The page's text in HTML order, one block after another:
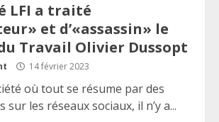
LFI a traité
et d’«assassin» le
Travail Olivier Dussopt
14 février 2023
où tout se résume par des
sur les réseaux sociaux, il n’y a...